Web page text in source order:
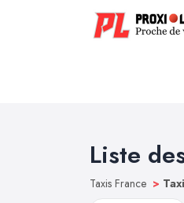
Liste
Taxis France >